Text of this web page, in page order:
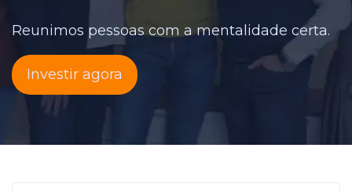
Reunimos pessoas com a mentalidade certa.
Investir agora